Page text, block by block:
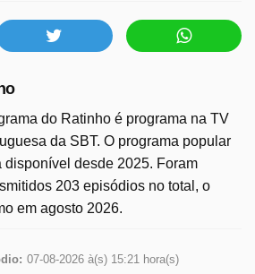
do Ratinho é programa na TV
da SBT. O programa popular
disponível desde 2025. Foram
203 episódios no total, o
em agosto 2026.
07-08-2026 à(s) 15:21 hora(s)